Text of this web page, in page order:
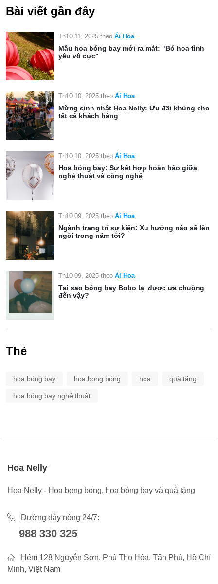
Bài viết gần đây
Th10 11, 2025 theo Ái Hoa
Mẫu hoa bóng bay mới ra mắt: "Bó hoa tình
yêu vô cực"
Th10 10, 2025 theo Ái Hoa
Mừng sinh nhật Hoa Nelly: Ưu đãi khủng cho
tất cả khách hàng
Th10 10, 2025 theo Ái Hoa
Hoa bóng bay: Sự kết hợp hoàn hảo giữa
nghệ thuật và công nghệ
Th10 09, 2025 theo Ái Hoa
Ngành trang trí sự kiện: Xu hướng nào sẽ lên
ngôi trong năm tới?
Th10 09, 2025 theo Ái Hoa
Tại sao bóng bay Bobo lại được ưa chuộng
đến vậy?
Thẻ
hoa bóng bay hoa bong bóng hoa quà tặng
hoa bóng bay nghệ thuật
Hoa Nelly
Hoa Nelly - Hoa bong bóng, hoa bóng bay và quà tặng
Đường dây nóng 24/7:
988 330 325
Hẻm 128 Nguyễn Sơn, Phú Thọ Hòa, Tân Phú, Hồ Chí
Minh, Việt Nam